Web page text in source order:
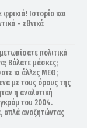
Ιστορία και
– εθνικά
πολιτικά
Βάλατε μάσκες;
κι άλλες ΜΕΘ;
με τους όρους της
η αναλυτική
του 2004.
απλά αναζητώντας